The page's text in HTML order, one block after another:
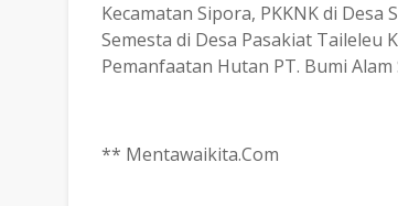
Kecamatan Sipora, PKKNK di Desa
Semesta di Desa Pasakiat Taileleu
Pemanfaatan Hutan PT. Bumi
** Mentawaikita.Com